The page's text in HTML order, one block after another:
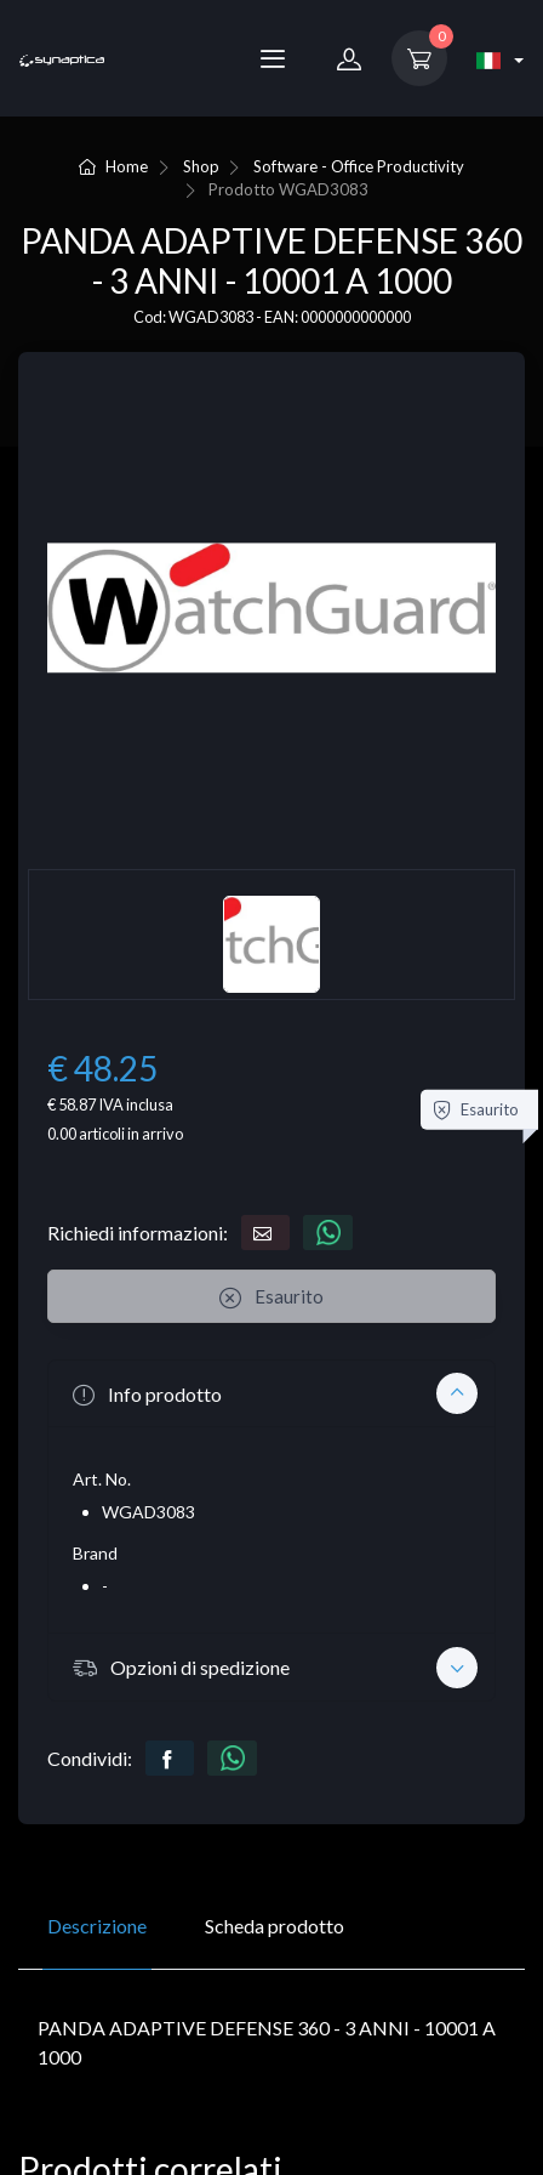
0
Home Shop
Software - Office Productivity
ProdottoWGAD3083
PANDA ADAPTIVE DEFENSE 360
- 3 ANNI - 10001 A 1000
Cod: WGAD3083 - EAN: 0000000000000
€ 48.25
€ 58.87IVA inclusa
0.00articoli in arrivo
Esaurito
Richiedi informazioni:
Esaurito
Info prodotto
Art. No.
WGAD3083
Brand
-
Opzioni di spedizione
Condividi:
Descrizione Scheda prodotto
PANDA ADAPTIVE DEFENSE 360 - 3 ANNI - 10001 A
1000